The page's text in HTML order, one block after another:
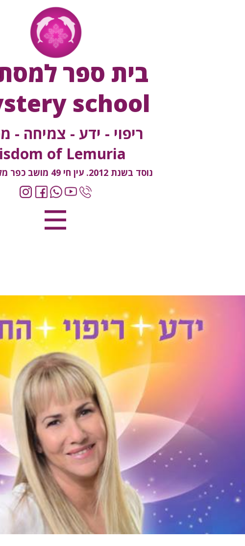
בית ספר
school
ריפוי - ידע - צמיחה -
of Lemuria
נוסד בשנת 2012. עין חי 49 מושב כפר מל”ל